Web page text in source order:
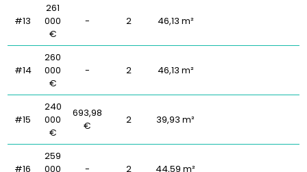
#13
261
000
€
- 2 46,13 m²
#14
260
000
€
- 2 46,13 m²
#15
240
000
€
693,98
€
2 39,93 m²
#16
259
000
- 2 44,59 m²